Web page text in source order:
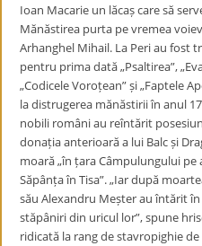
Ioan Macarie un lăcaș care să
Mănăstirea purta pe vremea
Arhanghel Mihail. La Peri au fost
pentru prima dată „Psaltirea”,
„Codicele Voroțean” și „Faptele
la distrugerea mănăstirii în anul
nobili români au reîntărit
donația anterioară a lui Balc și
moară „în țara Câmpulungului pe
Săpânța în Tisa”. „Iar după
său Alexandru Meșter au întărit
stăpâniri din uricul lor”, spune
ridicată la rang de stavropighie